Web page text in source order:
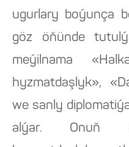
ugurlary boýunça
göz öňünde
meýilnama
hyzmatdaşlyk»,
we sanly
alýar. Onuň